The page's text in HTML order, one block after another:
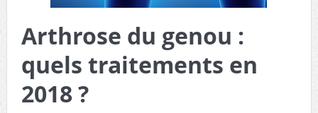
Arthrose du genou :
quels traitements en
2018 ?